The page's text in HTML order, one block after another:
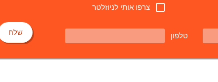
צרפו אותי לניוזלטר
טלפון שלח